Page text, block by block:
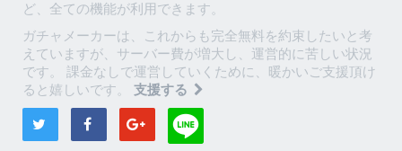
ど、全ての機能が利用できます。
ガチャメーカーは、これからも完全無料を約束したいと考
えていますが、サーバー費が増大し、運営的に苦しい状況
です。 課金なしで運営していくために、暖かいご支援頂け
ると嬉しいです。 支援する